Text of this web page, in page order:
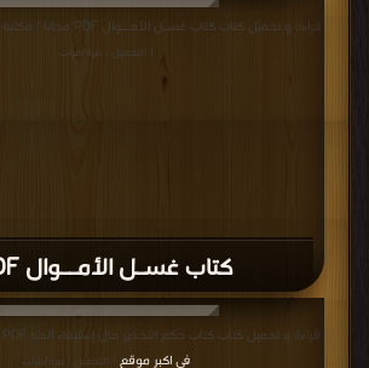
كتاب غسـل الأمــوال PDF
قراءة و تحميل كتاب كتاب غسـل الأمــوال PDF مجانا | مكتبة >
| التحميل : مرة/مرات
قراءة و تحميل كتاب كتاب حكم التخدير حال إستيفاء الحد PDF مجانا | مكتبة >
في اكبر موقع
| التحميل : مرة/مرات